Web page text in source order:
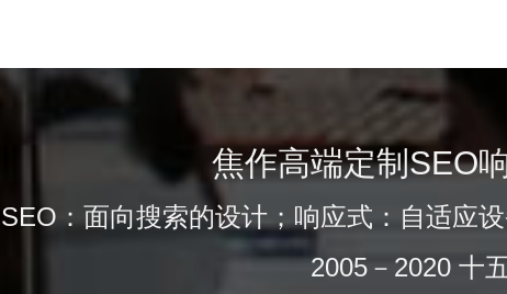
焦作高端定制SEO
SEO：面向搜索的设计；响应式：自适应
2005－2020 十